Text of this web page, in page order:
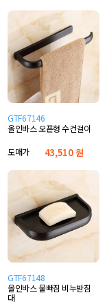
GTF67146
올인바스 오픈형 수건걸이
도매가
43,510 원
GTF67148
올인바스 물빠짐 비누받침
대